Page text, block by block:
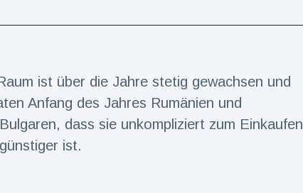
ist über die Jahre stetig gewachsen und
Anfang des Jahres Rumänien und
dass sie unkompliziert zum Einkaufen
ist.